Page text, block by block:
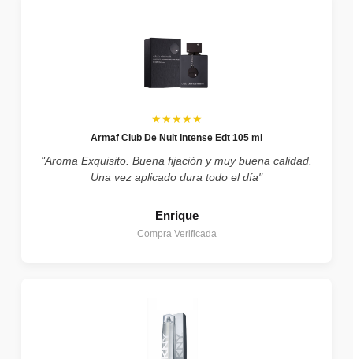
★★★★★
Armaf Club De Nuit Intense Edt 105 ml
"Aroma Exquisito. Buena fijación y muy buena calidad.
Una vez aplicado dura todo el día"
Enrique
Compra Verificada